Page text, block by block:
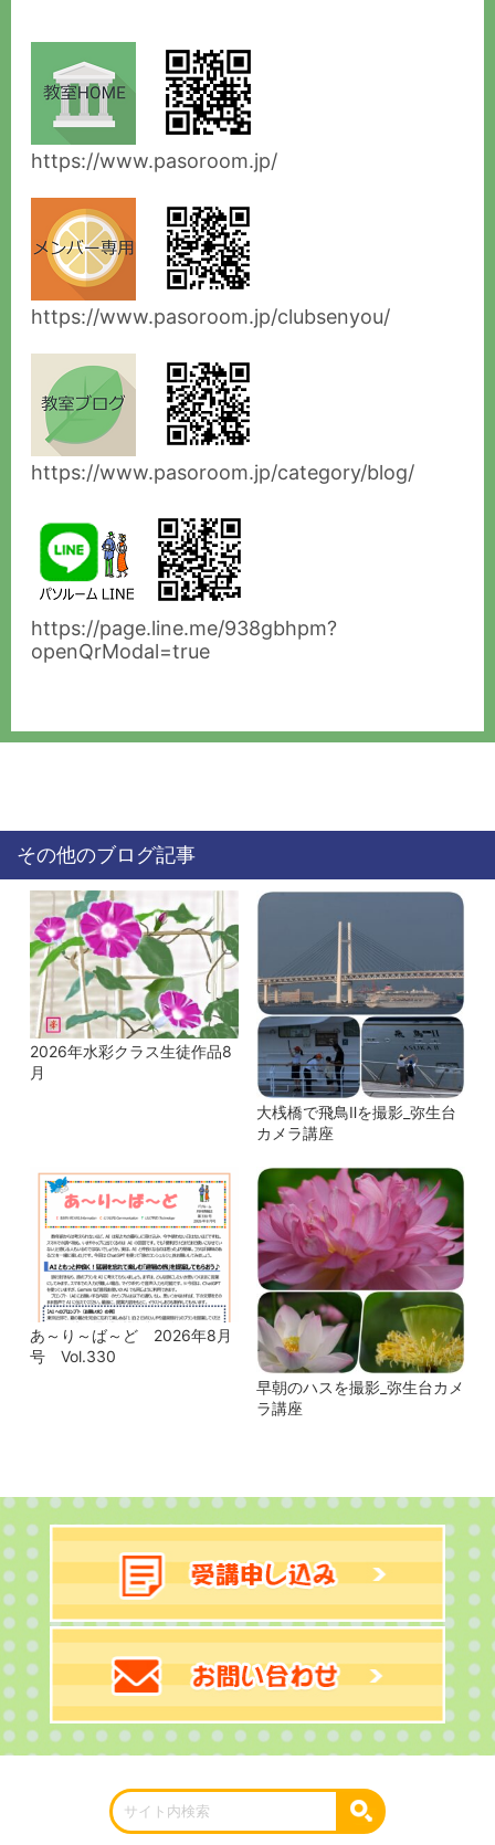
https://www.pasoroom.jp/
https://www.pasoroom.jp/clubsenyou/
https://www.pasoroom.jp/category/blog/
https://page.line.me/938gbhpm?
openQrModal=true
その他のブログ記事
2026年水彩クラス生徒作品8
月
大桟橋で飛鳥Ⅱを撮影_弥生台
カメラ講座
あ～り～ば～ど 2026年8月
号 Vol.330
早朝のハスを撮影_弥生台カメ
ラ講座